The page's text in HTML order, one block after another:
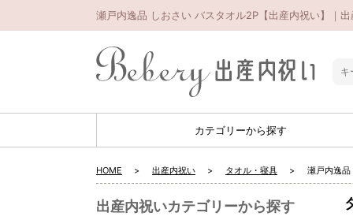
瀬戸内逸品 しおさい バスタオル2P【出産内祝い】｜
カテゴリーから探す
HOME 出産内祝い タオル・寝具 瀬戸内逸
出産内祝いカテゴリーから探す